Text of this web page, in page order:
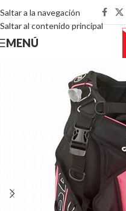
Saltar a la navegación
Saltar al contenido principal
MENÚ